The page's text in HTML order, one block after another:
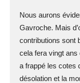
Nous aurons
Gavroche. Mais
contributions sont
cela fera vingt ans
a frappé les cotes
désolation et la